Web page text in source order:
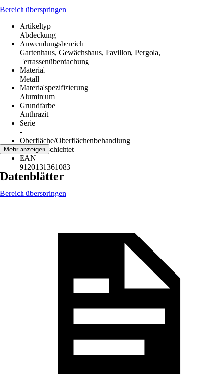
Bereich überspringen
Artikeltyp
Abdeckung
Anwendungsbereich
Gartenhaus, Gewächshaus, Pavillon, Pergola,
Terrassenüberdachung
Material
Metall
Materialspezifizierung
Aluminium
Grundfarbe
Anthrazit
Serie
-
Oberfläche/Oberflächenbehandlung
Pulverbeschichtet
EAN
9120131361083
Mehr anzeigen
Datenblätter
Bereich überspringen